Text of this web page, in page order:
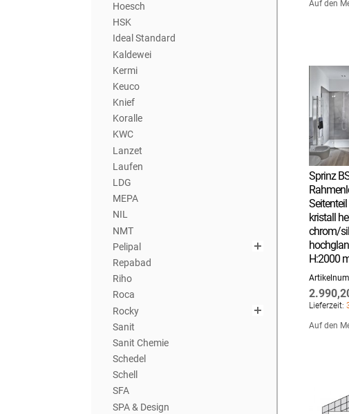
Hoesch
HSK
Ideal Standard
Kaldewei
Kermi
Keuco
Knief
Koralle
KWC
Lanzet
Laufen
LDG
MEPA
NIL
NMT
Pelipal
Repabad
Riho
Roca
Rocky
Sanit
Sanit Chemie
Schedel
Schell
SFA
SPA & Design
Auf den
Sprinz
kristall
chrom/
H:2000
Lieferzeit:
Auf den